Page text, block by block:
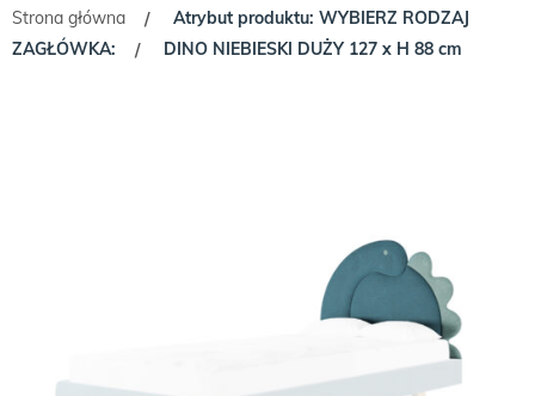
Strona główna /
Atrybut produktu: WYBIERZ RODZAJ
ZAGŁÓWKA:
/ DINO NIEBIESKI DUŻY 127 x H 88 cm